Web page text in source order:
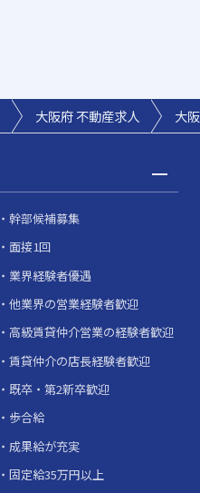
大阪府 不動産求人 大
幹部候補募集
面接1回
業界経験者優遇
他業界の営業経験者歓迎
高級賃貸仲介営業の経験者歓迎
賃貸仲介の店長経験者歓迎
既卒・第2新卒歓迎
歩合給
成果給が充実
固定給35万円以上